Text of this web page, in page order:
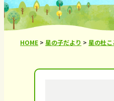
HOME >星の子だより >星の杜こ